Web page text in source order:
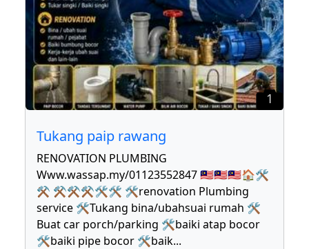
1
Tukang paip rawang
RENOVATION PLUMBING
Www.wassap.my/01123552847 🇲🇾🇲🇾🇲🇾🏠🛠
⚒ ⚒⚒⚒🛠🛠 🛠renovation Plumbing
service 🛠Tukang bina/ubahsuai rumah 🛠
Buat car porch/parking 🛠baiki atap bocor
🛠baiki pipe bocor 🛠baik...